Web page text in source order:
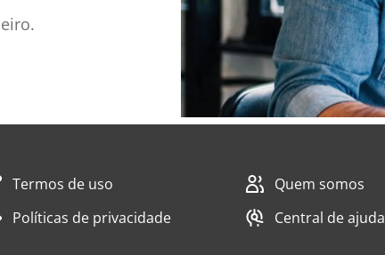
Termos de uso
Políticas de privacidade
Quem somos
Central de ajuda